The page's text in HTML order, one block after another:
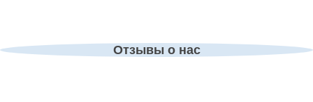
Отзывы о нас